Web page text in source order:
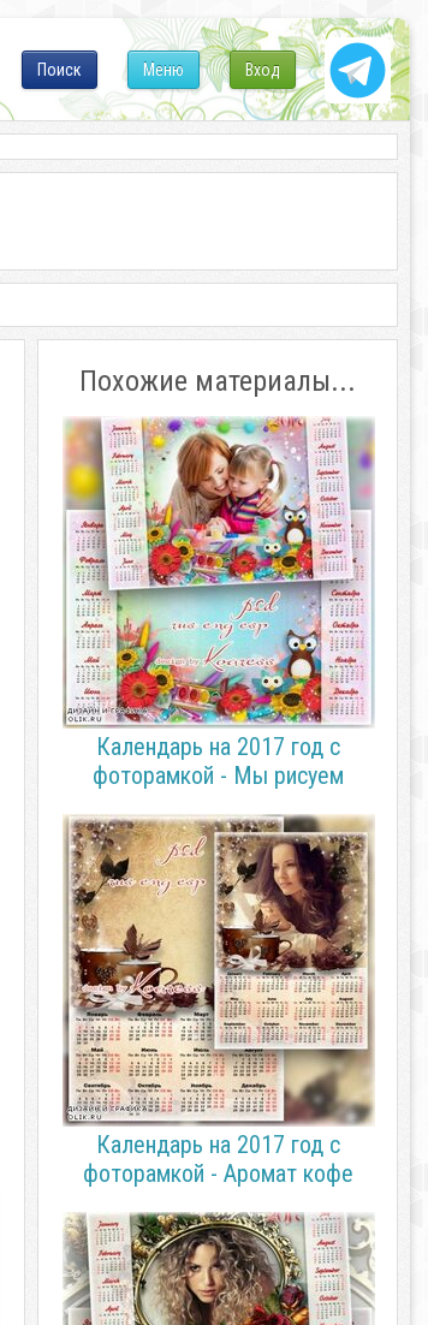
Вход
Меню
Поиск
Похожие материалы...
Календарь на 2017 год с
фоторамкой - Мы рисуем
Календарь на 2017 год с
фоторамкой - Аромат кофе